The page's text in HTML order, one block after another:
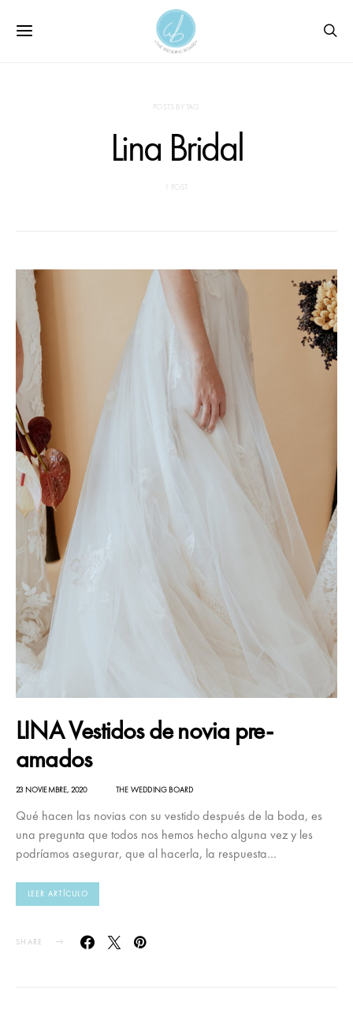
POSTS BY TAG
Lina Bridal
1 POST
LINA Vestidos de novia pre-
amados
23 NOVIEMBRE, 2020 THE WEDDING BOARD
Qué hacen las novias con su vestido después de la boda, es
una pregunta que todos nos hemos hecho alguna vez y les
podríamos asegurar, que al hacerla, la respuesta…
LEER ARTÍCULO
SHARE